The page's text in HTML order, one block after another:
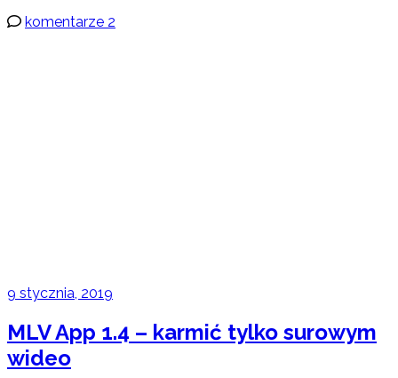
komentarze 2
9 stycznia, 2019
MLV App 1.4 – karmić tylko surowym
wideo